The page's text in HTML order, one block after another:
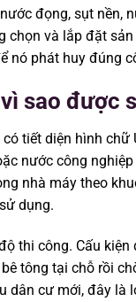
đọng, sụt nền,
và lắp đặt
nó phát huy đúng
sao được
tiết diện hình chữ
nước công
nhà máy theo
dụng.
thi công. Cấu
tông tại chỗ rồi
dân cư mới, đây là